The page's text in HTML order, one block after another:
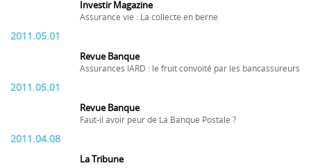
Investir Magazine
Assurance vie : La collecte en berne
2011.05.01
Revue Banque
Assurances IARD : le fruit convoité par les bancassureurs
2011.05.01
Revue Banque
Faut-il avoir peur de La Banque Postale ?
2011.04.08
La Tribune